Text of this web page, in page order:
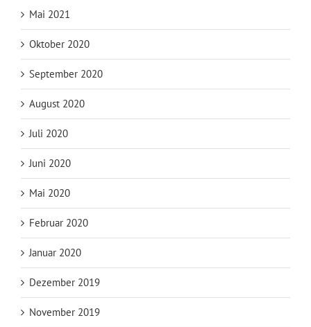
Mai 2021
Oktober 2020
September 2020
August 2020
Juli 2020
Juni 2020
Mai 2020
Februar 2020
Januar 2020
Dezember 2019
November 2019